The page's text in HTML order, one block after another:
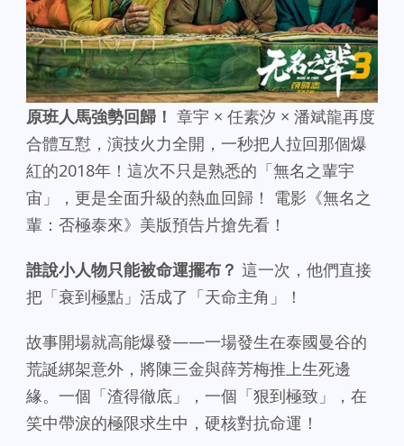
原班人馬強勢回歸！ 章宇 × 任素汐 × 潘斌龍再度
合體互懟，演技火力全開，一秒把人拉回那個爆
紅的2018年！這次不只是熟悉的「無名之輩宇
宙」，更是全面升級的熱血回歸！ 電影《無名之
輩：否極泰來》美版預告片搶先看！
誰說小人物只能被命運擺布？ 這一次，他們直接
把「衰到極點」活成了「天命主角」！
故事開場就高能爆發——一場發生在泰國曼谷的
荒誕綁架意外，將陳三金與薛芳梅推上生死邊
緣。一個「渣得徹底」，一個「狠到極致」，在
笑中帶淚的極限求生中，硬核對抗命運！